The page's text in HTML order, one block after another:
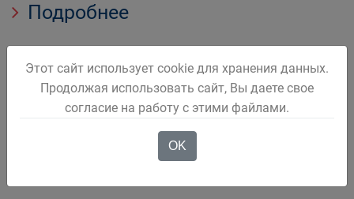
Подробнее
Кадастровая палата проводит
мероприятия по противодействию
Этот сайт использует cookie для хранения данных.
Продолжая использовать сайт, Вы даете свое
согласие на работу с этими файлами.
OK